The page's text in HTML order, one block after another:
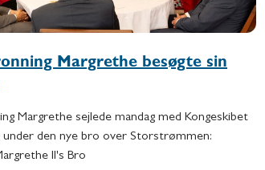
Margrethe besøgte sin
Margrethe sejlede mandag med Kongeskibet
under den nye bro over Storstrømmen:
II's Bro